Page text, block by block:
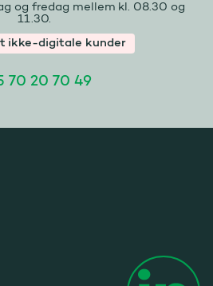
og fredag mellem kl. 08.30 og
11.30.
ikke-digitale kunder
70 20 70 49